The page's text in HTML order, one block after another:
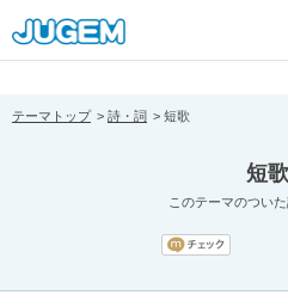
[pear_error: message="Success"
prefix="" info=""]
テーマトップ 詩・詞 短歌
短歌
このテーマのつい